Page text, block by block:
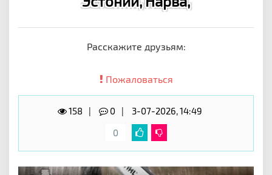
Расскажите друзьям:
Пожаловаться
158 0
3-07-2026, 14:49
0